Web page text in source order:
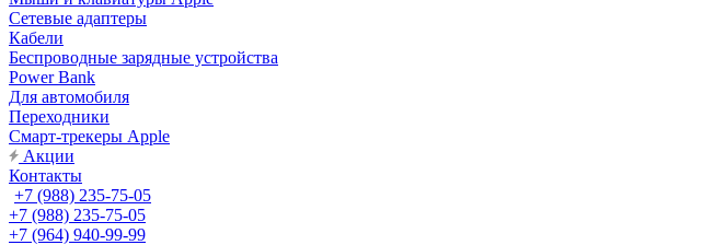
Сетевые адаптеры
Кабели
Беспроводные зарядные устройства
Power Bank
Для автомобиля
Переходники
Смарт-трекеры Apple
Акции
Контакты
+7 (988) 235-75-05
+7 (988) 235-75-05
+7 (964) 940-99-99